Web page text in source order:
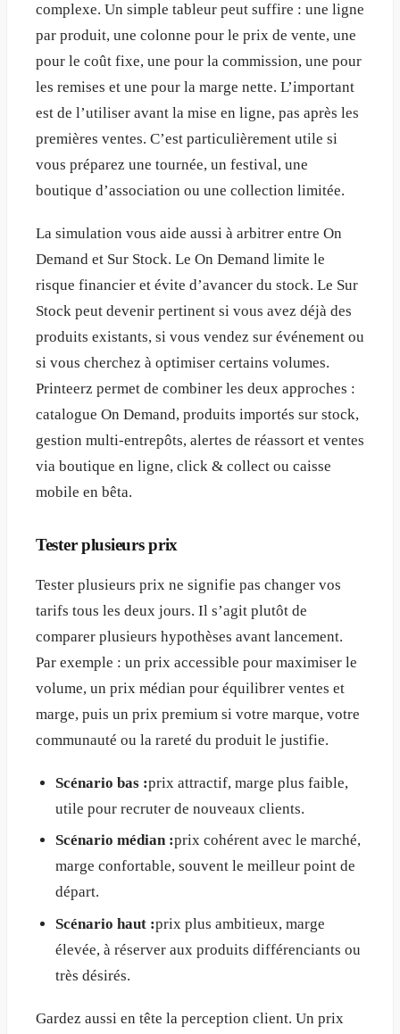
complexe. Un simple tableur peut suffire : une ligne
par produit, une colonne pour le prix de vente, une
pour le coût fixe, une pour la commission, une pour
les remises et une pour la marge nette. L’important
est de l’utiliser avant la mise en ligne, pas après les
premières ventes. C’est particulièrement utile si
vous préparez une tournée, un festival, une
boutique d’association ou une collection limitée.
La simulation vous aide aussi à arbitrer entre On
Demand et Sur Stock. Le On Demand limite le
risque financier et évite d’avancer du stock. Le Sur
Stock peut devenir pertinent si vous avez déjà des
produits existants, si vous vendez sur événement ou
si vous cherchez à optimiser certains volumes.
Printeerz permet de combiner les deux approches :
catalogue On Demand, produits importés sur stock,
gestion multi-entrepôts, alertes de réassort et ventes
via boutique en ligne, click & collect ou caisse
mobile en bêta.
Tester plusieurs prix
Tester plusieurs prix ne signifie pas changer vos
tarifs tous les deux jours. Il s’agit plutôt de
comparer plusieurs hypothèses avant lancement.
Par exemple : un prix accessible pour maximiser le
volume, un prix médian pour équilibrer ventes et
marge, puis un prix premium si votre marque, votre
communauté ou la rareté du produit le justifie.
Scénario bas :prix attractif, marge plus faible,
utile pour recruter de nouveaux clients.
Scénario médian :prix cohérent avec le marché,
marge confortable, souvent le meilleur point de
départ.
Scénario haut :prix plus ambitieux, marge
élevée, à réserver aux produits différenciants ou
très désirés.
Gardez aussi en tête la perception client. Un prix